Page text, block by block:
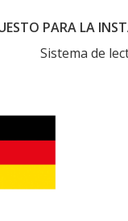
PARA LA
Sistema de